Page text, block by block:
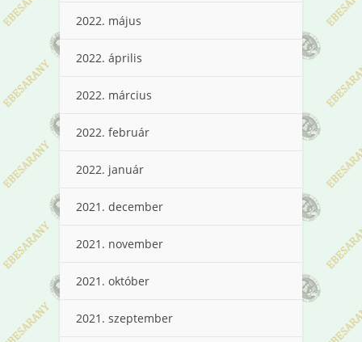
2022. május
2022. április
2022. március
2022. február
2022. január
2021. december
2021. november
2021. október
2021. szeptember